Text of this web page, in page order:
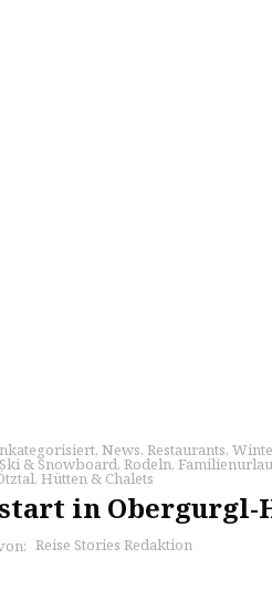
, News, Restaurants,
Ski & Snowboard, Rodeln,
, Hütten & Chalets
in Obergurgl-
Reise Stories Redaktion